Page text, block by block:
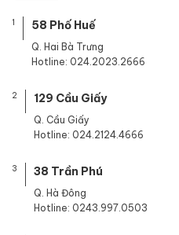
1 58 Phố Huế
Q. Hai Bà Trưng
Hotline: 024.2023.2666
2 129 Cầu Giấy
Q. Cầu Giấy
Hotline: 024.2124.4666
3 38 Trần Phú
Q. Hà Đông
Hotline: 0243.997.0503